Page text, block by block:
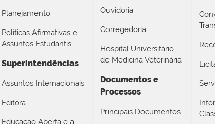
Planejamento
Políticas Afirmativas e
Assuntos Estudantis
Superintendências
Assuntos Internacionais
Editora
Educação Aberta e a
Ouvidoria
Corregedoria
Hospital Universitário
de Medicina Veterinária
Documentos e
Processos
Principais Documentos